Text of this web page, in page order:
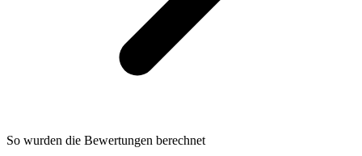
So wurden die Bewertungen berechnet